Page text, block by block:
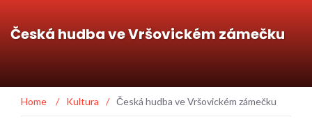
Česká hudba ve Vršovickém zámečku
Home / Kultura / Česká hudba ve Vršovickém zámečku